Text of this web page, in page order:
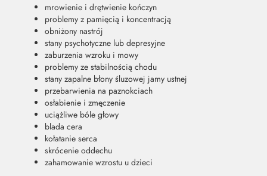
mrowienie i drętwienie kończyn
problemy z pamięcią i koncentracją
obniżony nastrój
stany psychotyczne lub depresyjne
zaburzenia wzroku i mowy
problemy ze stabilnością chodu
stany zapalne błony śluzowej jamy ustnej
przebarwienia na paznokciach
osłabienie i zmęczenie
uciążliwe bóle głowy
blada cera
kołatanie serca
skrócenie oddechu
zahamowanie wzrostu u dzieci